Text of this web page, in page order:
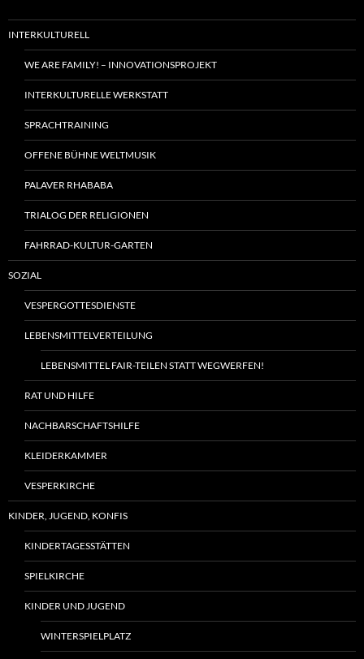
INTERKULTURELL
WE ARE FAMILY! – INNOVATIONSPROJEKT
INTERKULTURELLE WERKSTATT
SPRACHTRAINING
OFFENE BÜHNE WELTMUSIK
PALAVER RHABABA
TRIALOG DER RELIGIONEN
FAHRRAD-KULTUR-GARTEN
SOZIAL
VESPERGOTTESDIENSTE
LEBENSMITTELVERTEILUNG
LEBENSMITTEL FAIR-TEILEN STATT WEGWERFEN!
RAT UND HILFE
NACHBARSCHAFTSHILFE
KLEIDERKAMMER
VESPERKIRCHE
KINDER, JUGEND, KONFIS
KINDERTAGESSTÄTTEN
SPIELKIRCHE
KINDER UND JUGEND
WINTERSPIELPLATZ